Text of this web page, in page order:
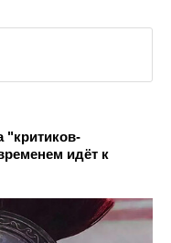
"критиков-
идёт к